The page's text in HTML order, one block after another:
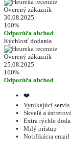
Overený zákazník
30.08.2025
100%
Odporúča obchod
Rýchlosť dodania
Overený zákazník
25.08.2025
100%
Odporúča obchod
❤️
Vynikajúci servis
Skvelá a
Extra rýchle
Milý prístup
Notifikácia email